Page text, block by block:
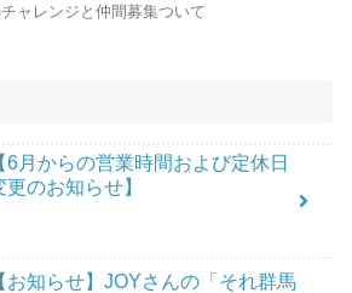
ャレンジと仲間募集ついて
6月からの営業時間および定休日
更のお知らせ】
お知らせ】JOYさんの「それ群馬